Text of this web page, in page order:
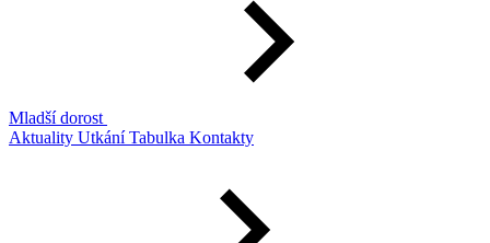
Mladší dorost
Aktuality UtkáníTabulka Kontakty